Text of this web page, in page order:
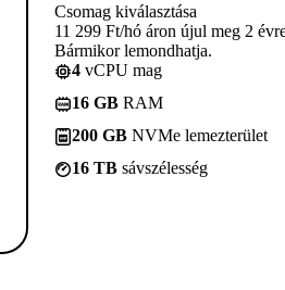
Csomag kiválasztása
11 299 Ft/hó áron újul meg 2
Bármikor lemondhatja.
4 vCPU mag
16 GB RAM
200 GB NVMe lemezterület
16 TB sávszélesség